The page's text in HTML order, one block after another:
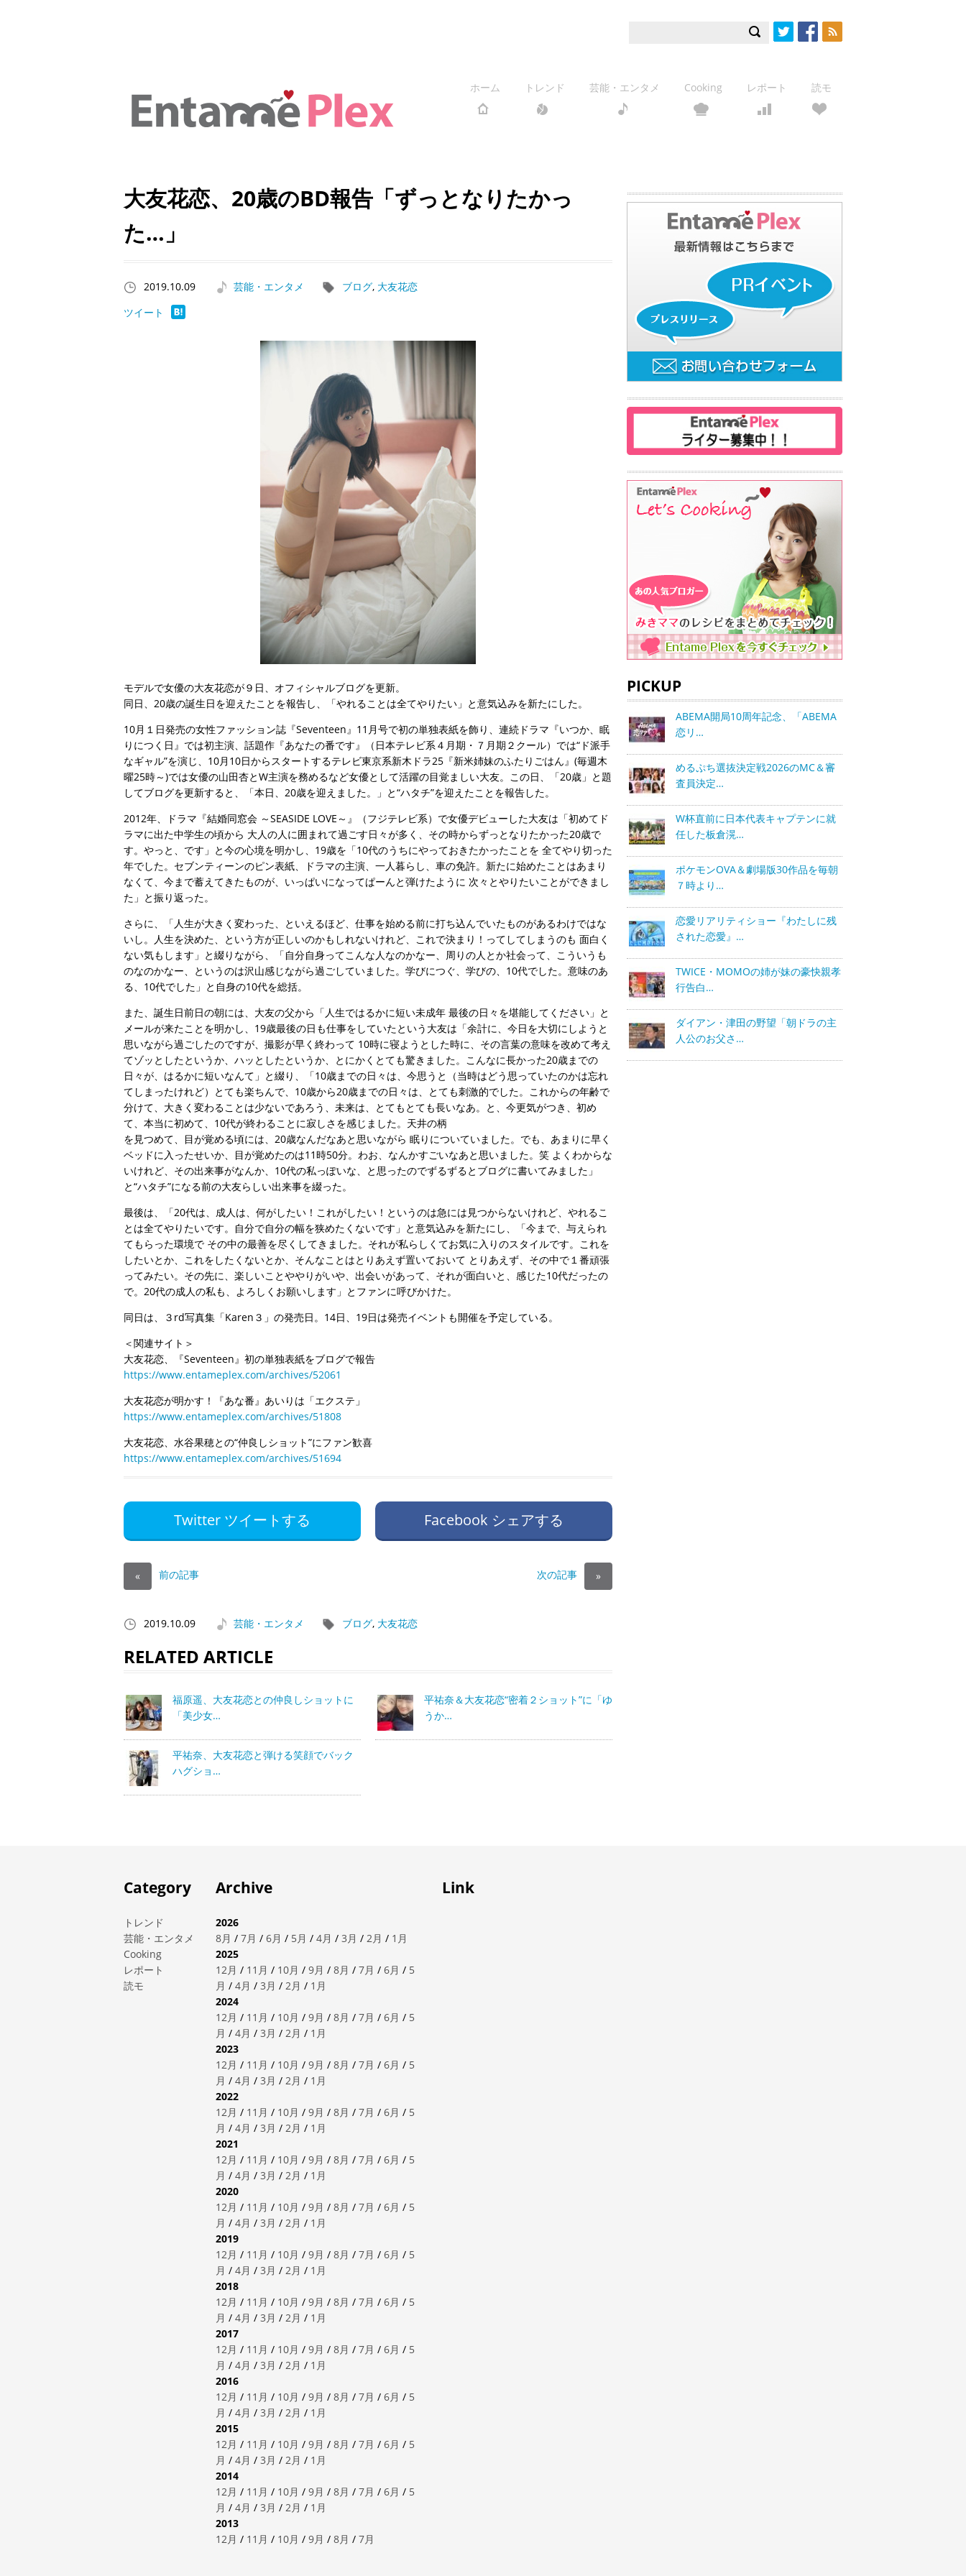
ホーム トレンド 芸能・エンタメ Cooking レポート 読モ
大友花恋、20歳のBD報告「ずっとなりたかっ
た…」
2019.10.09 芸能・エンタメ ブログ, 大友花恋
ツイート
モデルで女優の大友花恋が９日、オフィシャルブログを更新。
同日、20歳の誕生日を迎えたことを報告し、「やれることは全てやりたい」と意気込みを新たにした。
10月１日発売の女性ファッション誌『Seventeen』11月号で初の単独表紙を飾り、連続ドラマ『いつか、眠
りにつく日』では初主演、話題作『あなたの番です』（日本テレビ系４月期・７月期２クール）では“ド派手
なギャル”を演じ、10月10日からスタートするテレビ東京系新木ドラ25『新米姉妹のふたりごはん』(毎週木
曜25時～)では女優の山田杏とW主演を務めるなど女優として活躍の目覚ましい大友。この日、「20歳」と題
してブログを更新すると、「本日、20歳を迎えました。」と“ハタチ”を迎えたことを報告した。
2012年、ドラマ『結婚同窓会 ～SEASIDE LOVE～』（フジテレビ系）で女優デビューした大友は「初めてド
ラマに出た中学生の頃から 大人の人に囲まれて過ごす日々が多く、その時からずっとなりたかった20歳で
す。やっと、です」と今の心境を明かし、19歳を「10代のうちにやっておきたかったことを 全てやり切った
年でした。セブンティーンのピン表紙、ドラマの主演、一人暮らし、車の免許。新たに始めたことはあまり
なくて、今まで蓄えてきたものが、いっぱいになってぱーんと弾けたように 次々とやりたいことができまし
た」と振り返った。
さらに、「人生が大きく変わった、といえるほど、仕事を始める前に打ち込んでいたものがあるわけではな
いし。人生を決めた、という方が正しいのかもしれないけれど、これで決まり！ってしてしまうのも 面白く
ない気もします」と綴りながら、「自分自身ってこんな人なのかなー、周りの人とか社会って、こういうも
のなのかなー、というのは沢山感じながら過ごしていました。学びにつぐ、学びの、10代でした。意味のあ
る、10代でした」と自身の10代を総括。
また、誕生日前日の朝には、大友の父から「人生ではるかに短い未成年 最後の日々を堪能してください」と
メールが来たことを明かし、19歳最後の日も仕事をしていたという大友は「余計に、今日を大切にしようと
思いながら過ごしたのですが、撮影が早く終わって 10時に寝ようとした時に、その言葉の意味を改めて考え
てゾッとしたというか、ハッとしたというか、とにかくとても驚きました。こんなに長かった20歳までの
日々が、はるかに短いなんて」と綴り、「10歳までの日々は、今思うと（当時はどう思っていたのかは忘れ
てしまったけれど）とても楽ちんで、10歳から20歳までの日々は、とても刺激的でした。これからの年齢で
分けて、大きく変わることは少ないであろう、未来は、とてもとても長いなあ。と、今更気がつき、初め
て、本当に初めて、10代が終わることに寂しさを感じました。天井の柄
を見つめて、目が覚める頃には、20歳なんだなあと思いながら 眠りについていました。でも、あまりに早く
ベッドに入ったせいか、目が覚めたのは11時50分。わお、なんかすごいなあと思いました。笑 よくわからな
いけれど、その出来事がなんか、10代の私っぽいな、と思ったのでずるずるとブログに書いてみました」
と“ハタチ”になる前の大友らしい出来事を綴った。
最後は、「20代は、成人は、何がしたい！これがしたい！というのは急には見つからないけれど、やれるこ
とは全てやりたいです。自分で自分の幅を狭めたくないです」と意気込みを新たにし、「今まで、与えられ
てもらった環境で その中の最善を尽くしてきました。それが私らしくてお気に入りのスタイルです。これを
したいとか、これをしたくないとか、そんなことはとりあえず置いておいて とりあえず、その中で１番頑張
ってみたい。その先に、楽しいことややりがいや、出会いがあって、それが面白いと、感じた10代だったの
で。20代の成人の私も、よろしくお願いします」とファンに呼びかけた。
同日は、３rd写真集「Karen３」の発売日。14日、19日は発売イベントも開催を予定している。
＜関連サイト＞
大友花恋、『Seventeen』初の単独表紙をブログで報告
https://www.entameplex.com/archives/52061
大友花恋が明かす！『あな番』あいりは「エクステ」
https://www.entameplex.com/archives/51808
大友花恋、水谷果穂との“仲良しショット”にファン歓喜
https://www.entameplex.com/archives/51694
Twitter ツイートする Facebook シェアする
« 前の記事 次の記事 »
2019.10.09 芸能・エンタメ ブログ, 大友花恋
RELATED ARTICLE
福原遥、大友花恋との仲良しショットに
「美少女…
平祐奈＆大友花恋“密着２ショット”に「ゆ
うか…
平祐奈、大友花恋と弾ける笑顔でバック
ハグショ…
PICKUP
ABEMA開局10周年記念、「ABEMA
恋リ…
めるぷち選抜決定戦2026のMC＆審
査員決定…
W杯直前に日本代表キャプテンに就
任した板倉滉…
ポケモンOVA＆劇場版30作品を毎朝
７時より…
恋愛リアリティショー『わたしに残
された恋愛』…
TWICE・MOMOの姉が妹の豪快親孝
行告白…
ダイアン・津田の野望「朝ドラの主
人公のお父さ…
Category
トレンド
芸能・エンタメ
Cooking
レポート
読モ
Archive
2026
8月 / 7月 / 6月 / 5月 / 4月 / 3月 / 2月 / 1月
2025
12月 / 11月 / 10月 / 9月 / 8月 / 7月 / 6月 / 5
月 / 4月 / 3月 / 2月 / 1月
2024
12月 / 11月 / 10月 / 9月 / 8月 / 7月 / 6月 / 5
月 / 4月 / 3月 / 2月 / 1月
2023
12月 / 11月 / 10月 / 9月 / 8月 / 7月 / 6月 / 5
月 / 4月 / 3月 / 2月 / 1月
2022
12月 / 11月 / 10月 / 9月 / 8月 / 7月 / 6月 / 5
月 / 4月 / 3月 / 2月 / 1月
2021
12月 / 11月 / 10月 / 9月 / 8月 / 7月 / 6月 / 5
月 / 4月 / 3月 / 2月 / 1月
2020
12月 / 11月 / 10月 / 9月 / 8月 / 7月 / 6月 / 5
月 / 4月 / 3月 / 2月 / 1月
2019
12月 / 11月 / 10月 / 9月 / 8月 / 7月 / 6月 / 5
月 / 4月 / 3月 / 2月 / 1月
2018
12月 / 11月 / 10月 / 9月 / 8月 / 7月 / 6月 / 5
月 / 4月 / 3月 / 2月 / 1月
2017
12月 / 11月 / 10月 / 9月 / 8月 / 7月 / 6月 / 5
月 / 4月 / 3月 / 2月 / 1月
2016
12月 / 11月 / 10月 / 9月 / 8月 / 7月 / 6月 / 5
月 / 4月 / 3月 / 2月 / 1月
2015
12月 / 11月 / 10月 / 9月 / 8月 / 7月 / 6月 / 5
月 / 4月 / 3月 / 2月 / 1月
2014
12月 / 11月 / 10月 / 9月 / 8月 / 7月 / 6月 / 5
月 / 4月 / 3月 / 2月 / 1月
2013
12月 / 11月 / 10月 / 9月 / 8月 / 7月
Link